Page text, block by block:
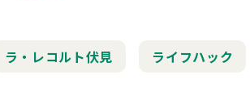
ラ・レコルト伏見 ライフハック